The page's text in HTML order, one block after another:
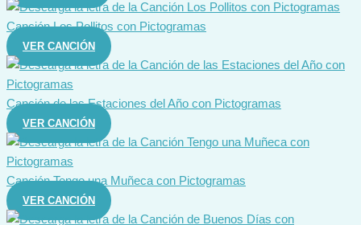
Canción Los Pollitos con Pictogramas
VER CANCIÓN
Canción de las Estaciones del Año con Pictogramas
VER CANCIÓN
Canción Tengo una Muñeca con Pictogramas
VER CANCIÓN